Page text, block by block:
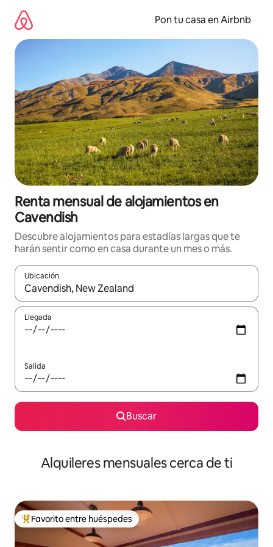
contenido
Pon tu casa en Airbnb
Renta mensual de alojamientos en
Cavendish
Descubre alojamientos para estadías largas que te
harán sentir como en casa durante un mes o más.
Ubicación
Cuando los resultados estén disponibles, navega con las
Llegada
Salida
Buscar
Alquileres mensuales cerca de ti
Favorito entre huéspedes preferido
Favorito entre huéspedes